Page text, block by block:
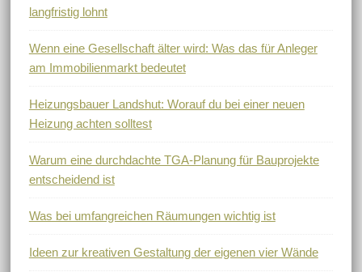
langfristig lohnt
Wenn eine Gesellschaft älter wird: Was das für Anleger
am Immobilienmarkt bedeutet
Heizungsbauer Landshut: Worauf du bei einer neuen
Heizung achten solltest
Warum eine durchdachte TGA-Planung für Bauprojekte
entscheidend ist
Was bei umfangreichen Räumungen wichtig ist
Ideen zur kreativen Gestaltung der eigenen vier Wände